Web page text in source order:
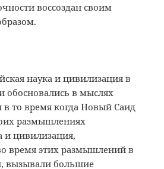
воссоздан своим
наука и цивилизация в
обосновались в мыслях
в то время когда Новый Саид
размышлениях
и цивилизация,
время этих размышлений в
вызывали большие